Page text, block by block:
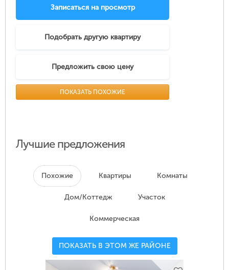
Записаться на просмотр
Подобрать другую квартиру
Предложить свою цену
ПОКАЗАТЬ ПОХОЖИЕ
Лучшие предложения
Похожие Квартиры Комнаты
Дом/Коттедж Участок
Коммерческая
ПОКАЗАТЬ В ЭТОМ ЖЕ РАЙОНЕ